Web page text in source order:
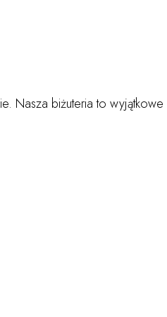
biżuteria to wyjątkowe